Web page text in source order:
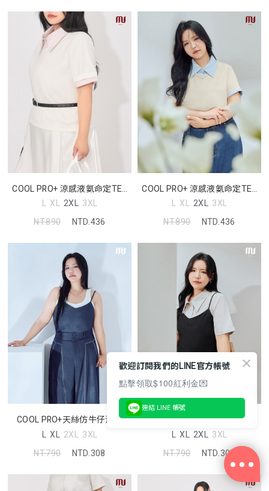
COOL PRO+ 涼感液氨命定TEE
MORE U 中大尺碼上衣
L XL 2XL 3XL
NT.890
NTD.436
COOL PRO+ 涼感液氨命定TEE
MORE U 中大尺碼上衣
L XL 2XL 3XL
NT.890
NTD.436
COOL PRO+天絲仿牛仔背心
MORE U 中大尺碼上衣
L XL 2XL 3XL
NT.790
NTD.308
COOL PRO+天絲仿牛仔背心
MORE U 中大尺碼上衣
L XL 2XL 3XL
NT.790
NTD.308
歡迎訂閱我們的LINE官方帳號
點擊領取$100紅利金💌
連結 LINE 帳號